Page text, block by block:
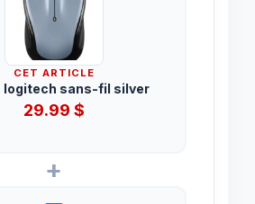
CET ARTICLE
logitech sans-fil silver
29.99$
+